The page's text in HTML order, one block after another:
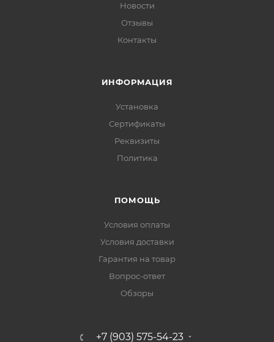
Новости
Отзывы
Контакты
ИНФОРМАЦИЯ
Установка
Сертификаты
Реквизиты
Политика
ПОМОЩЬ
Условия оплаты
Условия доставки
Гарантия на товар
Вопрос-ответ
Обзоры
+7 (903) 575-54-23